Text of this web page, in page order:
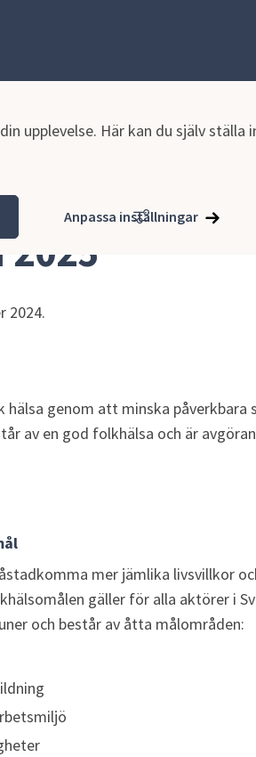
upplevelse. Här kan du själv ställa
Anpassa inställningar
2024.
genom att minska påverkbara
av en god folkhälsa och är
mer jämlika livsvillkor
gäller för alla aktörer i
och består av åtta målområden: